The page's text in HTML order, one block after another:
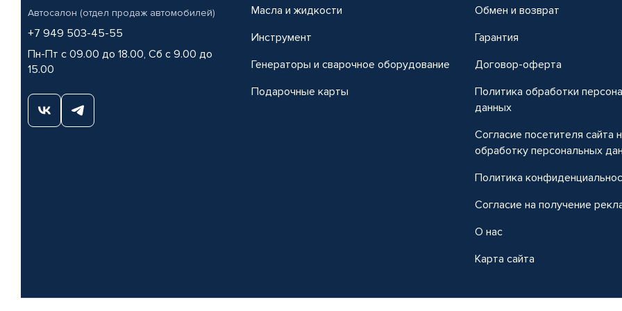
Автосалон (отдел продаж автомобилей)
+7 949 503-45-55
Пн-Пт с 09.00 до 18.00, Сб с 9.00 до
15.00
Масла и жидкости
Инструмент
Генераторы и сварочное оборудование
Подарочные карты
Обмен и возврат
Гарантия
Договор-оферта
Политика обработки
данных
Согласие посетителя сайта
обработку персональных
Политика
Согласие на получение
О нас
Карта сайта